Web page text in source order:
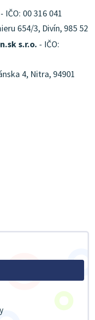
- IČO: 00 316 041
654/3, Divín, 985 52
s.r.o. - IČO:
4, Nitra, 94901